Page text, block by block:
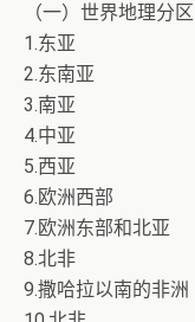
（一）世界地理分区
1.东亚
2.东南亚
3.南亚
4.中亚
5.西亚
6.欧洲西部
7.欧洲东部和北亚
8.北非
9.撒哈拉以南的非洲